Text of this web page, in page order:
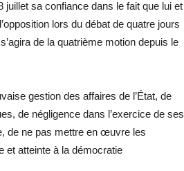
sa confiance dans le fait que lui et
lors du débat de quatre jours
de la quatrième motion depuis le
gestion des affaires de l’État, de
de négligence dans l’exercice de ses
de ne pas mettre en œuvre les
et atteinte à la démocratie